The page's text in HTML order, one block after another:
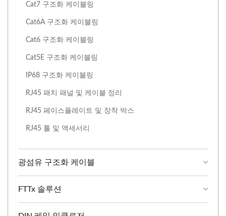
Cat7 구조화 케이블링
Cat6A 구조화 케이블링
Cat6 구조화 케이블링
Cat5E 구조화 케이블링
IP68 구조화 ​​케이블링
RJ45 패치 패널 및 케이블 정리
RJ45 페이스플레이트 및 장착 박스
RJ45 툴 및 액세서리
광섬유 구조화 케이블
FTTx 솔루션